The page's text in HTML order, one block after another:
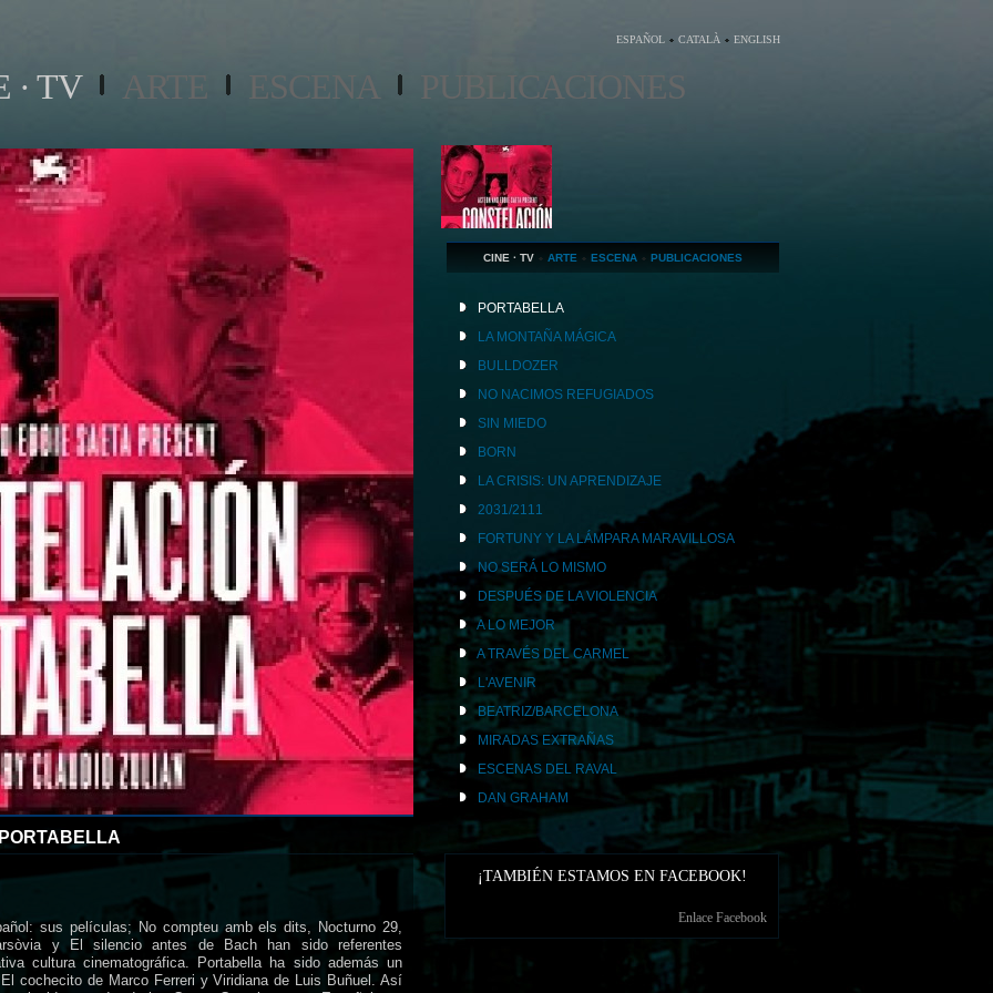
ESPAÑOL CATALÀ ENGLISH
· TV ARTE ESCENA PUBLICACIONES
sus películas; No compteu amb els dits, Nocturno 29,
y El silencio antes de Bach han sido referentes
cultura cinematográfica. Portabella ha sido además un
cochecito de Marco Ferreri y Viridiana de Luis Buñuel. Así
CINE · TV ARTE ESCENA PUBLICACIONES
PORTABELLA
LA MONTAÑA MÁGICA
BULLDOZER
NO NACIMOS REFUGIADOS
SIN MIEDO
BORN
LA CRISIS: UN APRENDIZAJE
2031/2111
FORTUNY Y LA LÁMPARA MARAVILLOSA
NO SERÁ LO MISMO
DESPUÉS DE LA VIOLENCIA
A LO MEJOR
A TRAVÉS DEL CARMEL
L'AVENIR
BEATRIZ/BARCELONA
MIRADAS EXTRAÑAS
ESCENAS DEL RAVAL
DAN GRAHAM
¡TAMBIÉN ESTAMOS EN FACEBOOK!
Enlace Facebook